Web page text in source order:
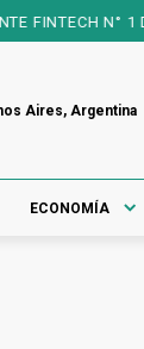
25 AÑOS
Aires, Argentina
ECONOMÍA